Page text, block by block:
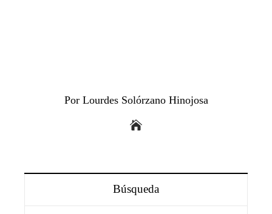
Por Lourdes Solórzano Hinojosa
Búsqueda